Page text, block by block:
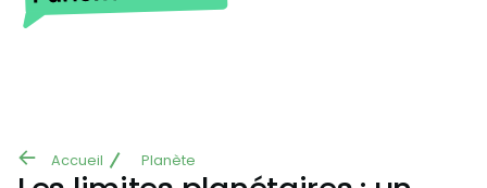
Aller au contenu principal
Fil Accueil Planète